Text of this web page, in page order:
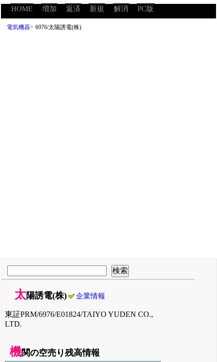
HOME 増加 返済 新規 解消 PC版
電気機器> 6976/太陽誘電(株)
太陽誘電(株) 企業情報
東証PRM/6976/E01824/TAIYO YUDEN CO.,
LTD.
機関の空売り残高情報